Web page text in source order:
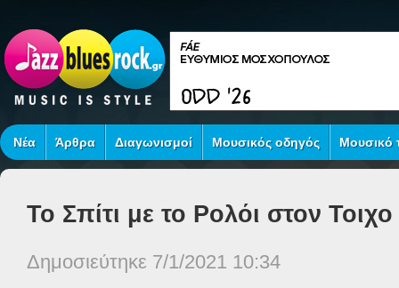
Νέα Άρθρα Διαγωνισμοί Μουσικός οδηγός Μουσικό
Το Σπίτι με το Ρολόι στον Τοιχο
Δημοσιεύτηκε 7/1/2021 10:34